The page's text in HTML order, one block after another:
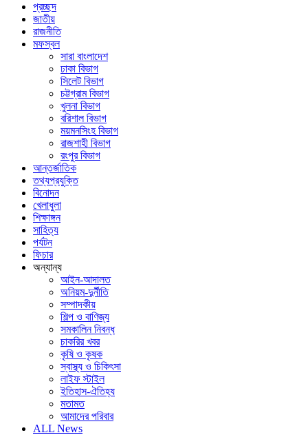
প্রচ্ছদ
জাতীয়
রাজনীতি
মফস্বল
সারা বাংলাদেশ
ঢাকা বিভাগ
সিলেট বিভাগ
চট্টগ্রাম বিভাগ
খুলনা বিভাগ
বরিশাল বিভাগ
ময়মনসিংহ বিভাগ
রাজশাহী বিভাগ
রংপুর বিভাগ
আন্তর্জাতিক
তথ্যপ্রযুক্তি
বিনোদন
খেলাধুলা
শিক্ষাঙ্গন
সাহিত্য
পর্যটন
ফিচার
অন্যান্য
আইন-আদালত
অনিয়ম-দুর্নীতি
সম্পাদকীয়
শিল্প ও বাণিজ্য
সমকালিন নিবন্ধ
চাকরির খবর
কৃষি ও কৃষক
স্বাস্থ্য ও চিকিৎসা
লাইফ স্টাইল
ইতিহাস-ঐতিহ্য
মতামত
আমাদের পরিবার
ALL News